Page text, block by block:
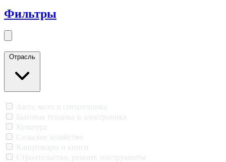
Фильтры
Отрасль
Авто, мото и спецтехника
Бытовая техника и электроника
Культура
Сельское хозяйство
Канцтовары и книги
Строительство, ремонт, инструменты